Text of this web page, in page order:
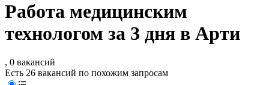
Работа медицинским
технологом за 3 дня в Арти
, 0 вакансий
Есть 26 вакансий по похожим запросам